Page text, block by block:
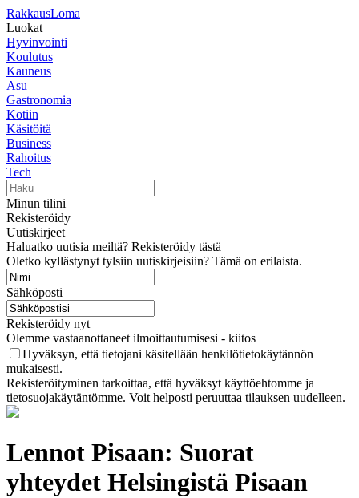
RakkausLoma
Luokat
Hyvinvointi
Koulutus
Kauneus
Asu
Gastronomia
Kotiin
Käsitöitä
Business
Rahoitus
Tech
Minun tilini
Rekisteröidy
Uutiskirjeet
Haluatko uutisia meiltä? Rekisteröidy tästä
Oletko kyllästynyt tylsiin uutiskirjeisiin? Tämä on erilaista.
Sähköposti
Rekisteröidy nyt
Olemme vastaanottaneet ilmoittautumisesi - kiitos
Hyväksyn, että tietojani käsitellään henkilötietokäytännön
mukaisesti.
Rekisteröityminen tarkoittaa, että hyväksyt käyttöehtomme ja
tietosuojakäytäntömme. Voit helposti peruuttaa tilauksen uudelleen.
Lennot Pisaan: Suorat
yhteydet Helsingistä Pisaan